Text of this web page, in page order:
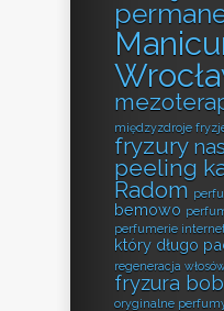
międzyzdroje
fryzury
peeling
Radom
bemowo
perfumerie
który długo
regeneracja
fryzura bob
oryginalne